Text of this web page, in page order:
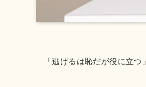
「逃げるは恥だが役に立